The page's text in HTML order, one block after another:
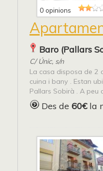
0 opinions
Baro (Pallars
C/ Únic, s/n
La casa disposa de 2
cuina i bany . Estan
Pallars Sobirà . A peu
Des de 60€la